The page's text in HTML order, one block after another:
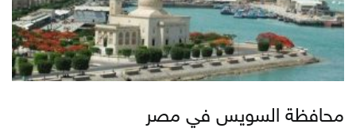
محافظة السويس في مصر